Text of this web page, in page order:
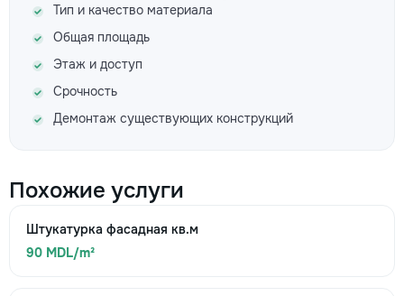
Тип и качество материала
Общая площадь
Этаж и доступ
Срочность
Демонтаж существующих конструкций
Похожие услуги
Штукатурка фасадная кв.м
90 MDL/m²